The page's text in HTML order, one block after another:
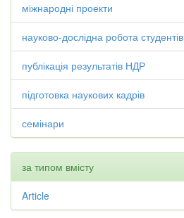
міжнародні проекти
науково-дослідна робота студентів
публікація результатів НДР
підготовка наукових кадрів
семінари
за типом вмісту
Article